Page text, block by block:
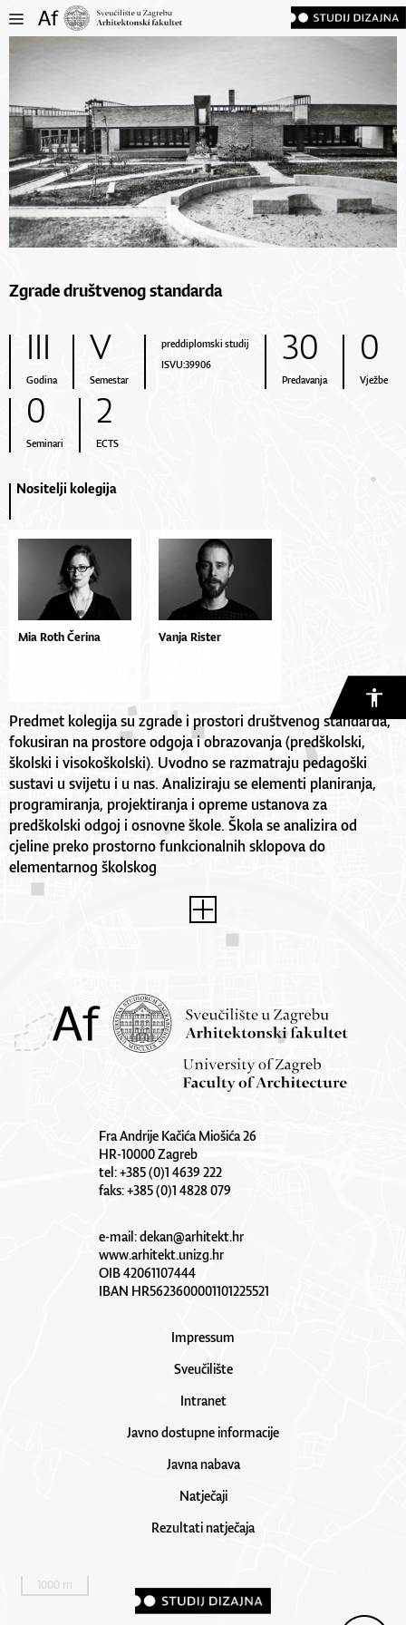
1000 m
Zgrade društvenog standarda
III
Godina
V
Semestar
preddiplomski studij
ISVU:39906
30
Predavanja
0
Vježbe
0
Seminari
2
ECTS
Nositelji kolegija
Mia Roth Čerina Vanja Rister
Predmet kolegija su zgrade i prostori društvenog standarda,
fokusiran na prostore odgoja i obrazovanja (predškolski,
školski i visokoškolski). Uvodno se razmatraju pedagoški
sustavi u svijetu i u nas. Analiziraju se elementi planiranja,
programiranja, projektiranja i opreme ustanova za
predškolski odgoj i osnovne škole. Škola se analizira od
cjeline preko prostorno funkcionalnih sklopova do
elementarnog školskog
Fra Andrije Kačića Miošića 26
HR-10000 Zagreb
tel: +385 (0)1 4639 222
faks: +385 (0)1 4828 079
e-mail:dekan@arhitekt.hr
www.arhitekt.unizg.hr
OIB 42061107444
IBAN HR5623600001101225521
Impressum
Sveučilište
Intranet
Javno dostupne informacije
Javna nabava
Natječaji
Rezultati natječaja